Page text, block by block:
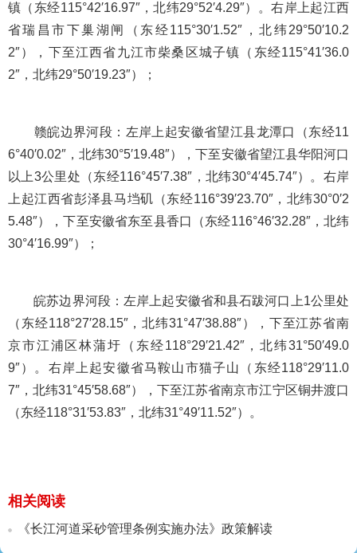
镇（东经115°42′16.97″，北纬29°52′4.29″）。右岸上起江西
省瑞昌市下巢湖闸（东经115°30′1.52″，北纬29°50′10.2
2″），下至江西省九江市柴桑区城子镇（东经115°41′36.0
2″，北纬29°50′19.23″）；
赣皖边界河段：左岸上起安徽省望江县龙潭口（东经11
6°40′0.02″，北纬30°5′19.48″），下至安徽省望江县华阳河口
以上3公里处（东经116°45′7.38″，北纬30°4′45.74″）。右岸
上起江西省彭泽县马垱矶（东经116°39′23.70″，北纬30°0′2
5.48″），下至安徽省东至县香口（东经116°46′32.28″，北纬
30°4′16.99″）；
皖苏边界河段：左岸上起安徽省和县石跋河口上1公里处
（东经118°27′28.15″，北纬31°47′38.88″），下至江苏省南
京市江浦区林蒲圩（东经118°29′21.42″，北纬31°50′49.0
9″）。右岸上起安徽省马鞍山市猫子山（东经118°29′11.0
7″，北纬31°45′58.68″），下至江苏省南京市江宁区铜井渡口
（东经118°31′53.83″，北纬31°49′11.52″）。
相关阅读
《长江河道采砂管理条例实施办法》政策解读